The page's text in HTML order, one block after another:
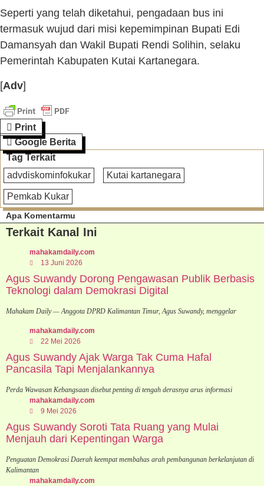
Seperti yang telah diketahui, pengadaan bus ini
termasuk wujud dari misi kepemimpinan Bupati Edi
Damansyah dan Wakil Bupati Rendi Solihin, selaku
Pemerintah Kabupaten Kutai Kartanegara.
[Adv]
Print
Google Berita
Tag Terkait
advdiskominfokukar
Kutai kartanegara
Pemkab Kukar
Apa Komentarmu
Terkait Kanal Ini
mahakamdaily.com
13 Juni 2026
Agus Suwandy Dorong Pengawasan Publik Berbasis
Teknologi dalam Demokrasi Digital
Mahakam Daily — Anggota DPRD Kalimantan Timur, Agus Suwandy, menggelar
mahakamdaily.com
22 Mei 2026
Agus Suwandy Ajak Warga Tak Cuma Hafal
Pancasila Tapi Menjalankannya
Perda Wawasan Kebangsaan disebut penting di tengah derasnya arus informasi
mahakamdaily.com
9 Mei 2026
Agus Suwandy Soroti Tata Ruang yang Mulai
Menjauh dari Kepentingan Warga
Penguatan Demokrasi Daerah keempat membahas arah pembangunan berkelanjutan di
Kalimantan
mahakamdaily.com